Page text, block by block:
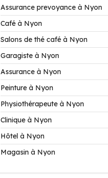
Assurance prevoyance à Nyon
Café à Nyon
Salons de thé café à Nyon
Garagiste à Nyon
Assurance à Nyon
Peinture à Nyon
Physiothérapeute à Nyon
Clinique à Nyon
Hôtel à Nyon
Magasin à Nyon